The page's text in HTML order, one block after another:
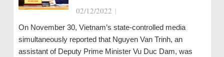
02/12/2022 |
On November 30, Vietnam’s state-controlled media
simultaneously reported that Nguyen Van Trinh, an
assistant of Deputy Prime Minister Vu Duc Dam, was